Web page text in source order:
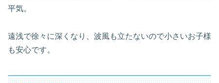
平気。
遠浅で徐々に深くなり、波風も立たないので小さいお子様
も安心です。